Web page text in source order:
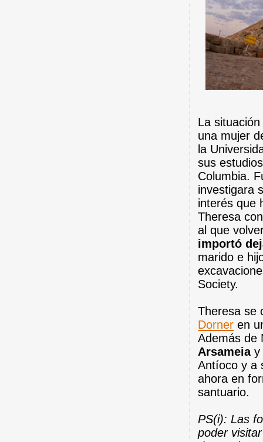
La
una mujer
la
sus
Columbia.
investigara
interés que
Theresa
al que
importó
marido e
Society.
Theresa se
Dorner en
Además de
Arsameiay
Antíoco y a
ahora en
santuario.
PS(i): Las
poder